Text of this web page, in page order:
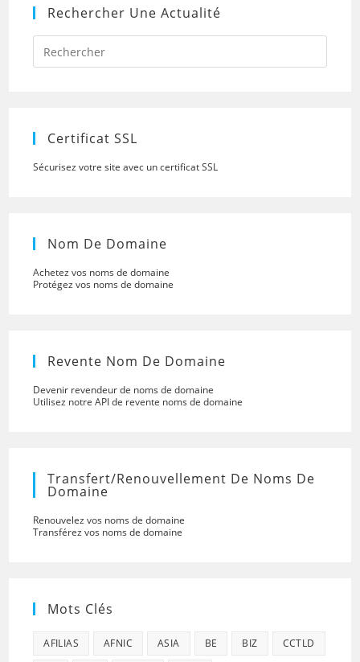
Rechercher Une Actualité
Press
to
Certificat SSL
Sécurisez votre site avec un certificat SSL
Nom De Domaine
Achetez vos noms de domaine
Protégez vos noms de domaine
Revente Nom De Domaine
Devenir revendeur de noms de domaine
Utilisez notre API de revente noms de domaine
Transfert/renouvellement De Noms De
Domaine
Renouvelez vos noms de domaine
Transférez vos noms de domaine
Mots Clés
AFILIAS AFNIC ASIA BE BIZ CCTLD